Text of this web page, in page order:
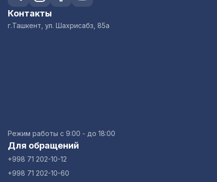
Контакты
г.Ташкент, ул. Шахрисабз, 85а
Режим работы с 9:00 - до 18:00
Для обращений
+998 71 202-10-12
+998 71 202-10-60